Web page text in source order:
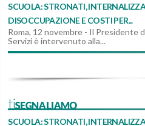
SCUOLA: STRONATI,
DISOCCUPAZIONE E COSTI PER...
Roma, 12 novembre - Il Presidente
Servizi è intervenuto alla...
tiSEGNALIAMO
SCUOLA: STRONATI,